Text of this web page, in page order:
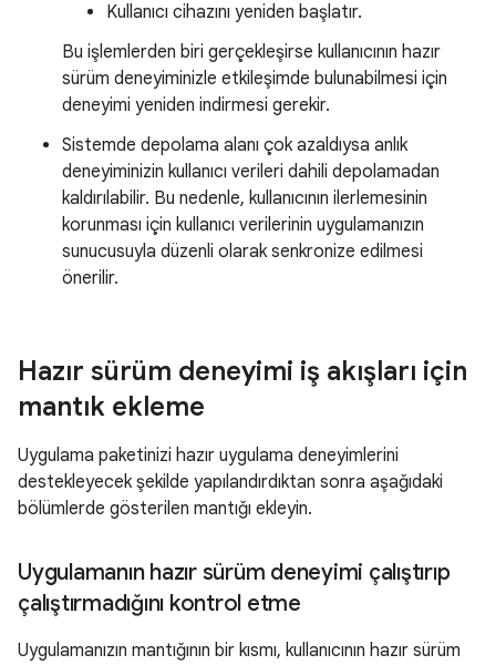
Kullanıcı cihazını yeniden başlatır.
Bu işlemlerden biri gerçekleşirse kullanıcının hazır
sürüm deneyiminizle etkileşimde bulunabilmesi için
deneyimi yeniden indirmesi gerekir.
Sistemde depolama alanı çok azaldıysa anlık
deneyiminizin kullanıcı verileri dahili depolamadan
kaldırılabilir. Bu nedenle, kullanıcının ilerlemesinin
korunması için kullanıcı verilerinin uygulamanızın
sunucusuyla düzenli olarak senkronize edilmesi
önerilir.
Hazır sürüm deneyimi iş akışları için
mantık ekleme
Uygulama paketinizi hazır uygulama deneyimlerini
destekleyecek şekilde yapılandırdıktan sonra aşağıdaki
bölümlerde gösterilen mantığı ekleyin.
Uygulamanın hazır sürüm deneyimi çalıştırıp
çalıştırmadığını kontrol etme
Uygulamanızın mantığının bir kısmı, kullanıcının hazır sürüm